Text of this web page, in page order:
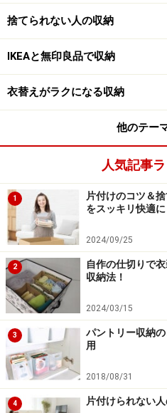
まいたいと計画しているフ
す。資材は種類が多く、背
材、壊れやすい器などがあ
間隔を変えながら作業を進め
物入れや下駄箱の場合は、
が一般的。位置を変えると
のですが、しまいたいモノ
とをおすすめします。棚板が
ンターで板をカットしても
を利用したりしましょう。
本当は同じ場所にあるとい
していると、使いたいモノを
くてはなりません。こういっ
宅だけのことではありません
たり、子どもが成長して部屋
捨てられない人の収納
IKEAと無印良品で収納
衣替えがラクになる収納
他のテー
人気記事
1
片付けのコツ＆
をスッキリ快適に
2024/09/25
2
自作の仕切りで
収納法！
2024/03/15
3
パントリー収納
用
2018/08/31
4 片付けられない